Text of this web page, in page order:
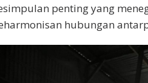
penting yang
hubungan